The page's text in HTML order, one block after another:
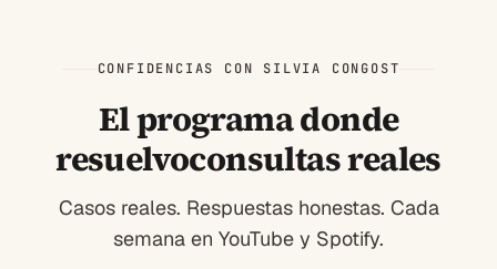
CONFIDENCIAS CON SILVIA CONGOST
El programa donde
resuelvoconsultas reales
Casos reales. Respuestas honestas. Cada
semana en YouTube y Spotify.